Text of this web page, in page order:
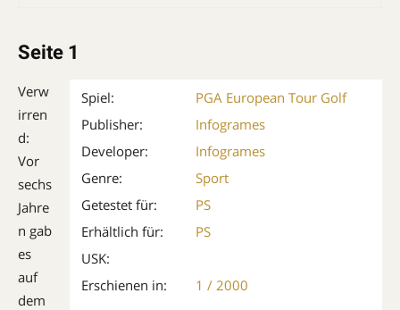
Seite 1
Spiel:
PGA European Tour Golf
Publisher:
Infogrames
Developer:
Infogrames
Genre:
Sport
Getestet für:
PS
Erhältlich für:
PS
USK:
Erschienen in:
1 / 2000
Verw
irren
d:
Vor
sechs
Jahre
n gab
es
auf
dem